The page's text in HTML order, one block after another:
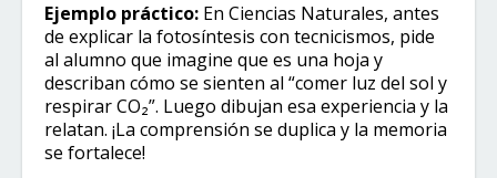
Ejemplo práctico: En Ciencias Naturales, antes
de explicar la fotosíntesis con tecnicismos, pide
al alumno que imagine que es una hoja y
describan cómo se sienten al “comer luz del sol y
respirar CO₂”. Luego dibujan esa experiencia y la
relatan. ¡La comprensión se duplica y la memoria
se fortalece!